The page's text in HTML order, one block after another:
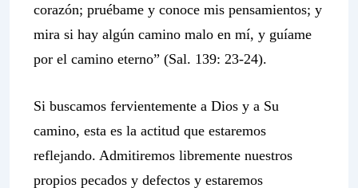
corazón; pruébame y conoce mis pensamientos; y
mira si hay algún camino malo en mí, y guíame
por el camino eterno” (Sal. 139: 23-24).
Si buscamos fervientemente a Dios y a Su
camino, esta es la actitud que estaremos
reflejando. Admitiremos libremente nuestros
propios pecados y defectos y estaremos